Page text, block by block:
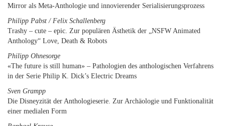
Mirror als Meta-Anthologie und innovierender Serialisierungsprozess
Philipp Pabst / Felix Schallenberg
Trashy – cute – epic. Zur populären Ästhetik der „NSFW Animated
Anthology“ Love, Death & Robots
Philipp Ohnesorge
«The future is still human» – Pathologien des anthologischen Verfahrens
in der Serie Philip K. Dick’s Electric Dreams
Sven Grampp
Die Disneyzität der Anthologieserie. Zur Archäologie und Funktionalität
einer medialen Form